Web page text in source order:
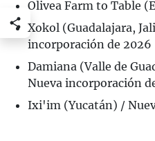
Olivea Farm to Table
Xokol (Guadalajara,
incorporación de 2026
Damiana (Valle de
Nueva incorporación
Ixi'im (Yucatán) /